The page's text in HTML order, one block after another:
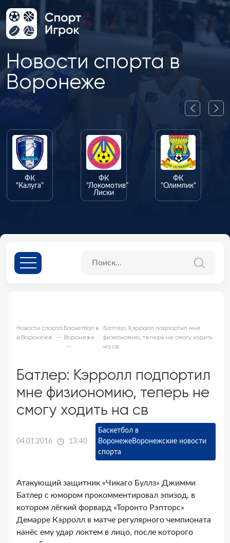
Новости спорта в
Воронеже
ФК
"Калуга"
ФК
"Локомотив"
Лиски
ФК
"Олимпик"
Новости спорта
в Воронеже
Баскетбол в
Воронеже
Батлер: Кэрролл подпортил мне
физиономию, теперь не смогу ходить
на св
Батлер: Кэрролл подпортил
мне физиономию, теперь не
смогу ходить на св
04.01.2016 13:40
Баскетбол в
ВоронежеВоронежские новости
спорта
Атакующий защитник «Чикаго Буллз» Джимми
Батлер с юмором прокомментировал эпизод, в
котором лёгкий форвард «Торонто Рэпторс»
Демарре Кэрролл в матче регулярного чемпионата
нанёс ему удар локтем в лицо, после которого